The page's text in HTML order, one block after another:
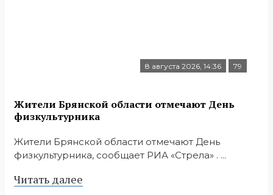
8 августа 2026, 14:36 79
Жители Брянской области отмечают День
физкультурника
Жители Брянской области отмечают День
физкультурника, сообщает РИА «Стрела» . ...
Читать далее